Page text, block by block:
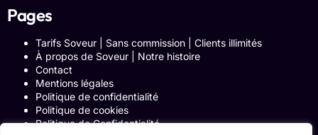
Pages
Tarifs Soveur | Sans commission | Clients illimités
À propos de Soveur | Notre histoire
Contact
Mentions légales
Politique de confidentialité
Politique de cookies
Politique de Confidentialité